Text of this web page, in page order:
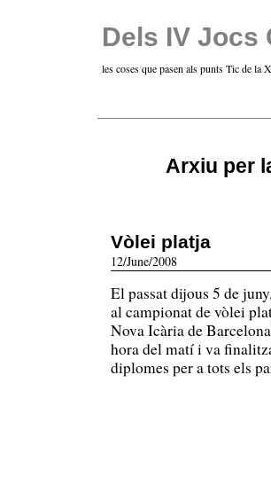
Dels IV
les coses que pasen als punts Tic de la
Arxiu per
Vòlei platja
12/June/2008
El passat dijous 5 de
al campionat de vòlei
Nova Icària de
hora del matí i va
diplomes per a tots els